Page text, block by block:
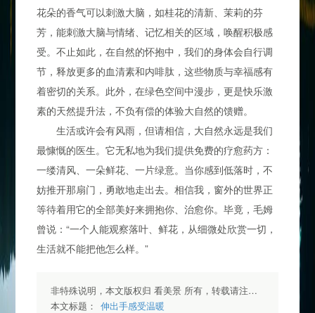
花朵的香气可以刺激大脑，如桂花的清新、茉莉的芬
芳，能刺激大脑与情绪、记忆相关的区域，唤醒积极感
受。不止如此，在自然的怀抱中，我们的身体会自行调
节，释放更多的血清素和内啡肽，这些物质与幸福感有
着密切的关系。此外，在绿色空间中漫步，更是快乐激
素的天然提升法，不负有偿的体验大自然的馈赠。
生活或许会有风雨，但请相信，大自然永远是我们
最慷慨的医生。它无私地为我们提供免费的疗愈药方：
一缕清风、一朵鲜花、一片绿意。当你感到低落时，不
妨推开那扇门，勇敢地走出去。相信我，窗外的世界正
等待着用它的全部美好来拥抱你、治愈你。毕竟，毛姆
曾说：“一个人能观察落叶、鲜花，从细微处欣赏一切，
生活就不能把他怎么样。”
非特殊说明，本文版权归 看美景 所有，转载请注明出处.
本文标题：
伸出手感受温暖